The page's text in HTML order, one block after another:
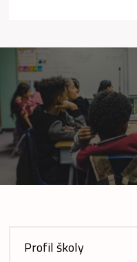
Profil školy